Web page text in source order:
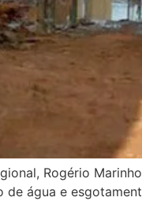
Rogério
de água e